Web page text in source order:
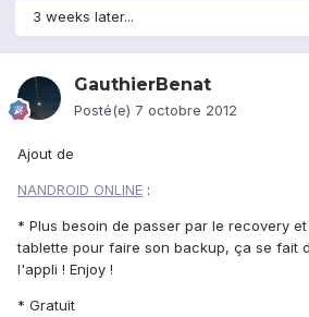
3 weeks later...
GauthierBenat
Posté(e) 7 octobre 2012
Ajout de
NANDROID ONLINE :
* Plus besoin de passer par le recovery
tablette pour faire son backup, ça se fait
l'appli ! Enjoy !
* Gratuit